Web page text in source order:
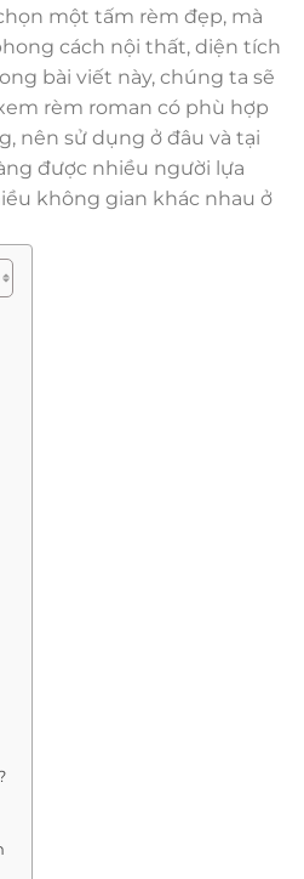
một tấm rèm đẹp, mà
cách nội thất, diện tích
bài viết này, chúng ta sẽ
rèm roman có phù hợp
nên sử dụng ở đâu và tại
được nhiều người lựa
không gian khác nhau ở